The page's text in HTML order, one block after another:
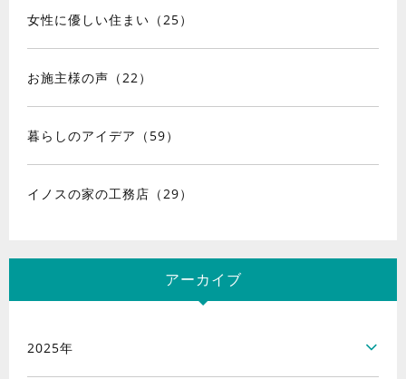
女性に優しい住まい（25）
お施主様の声（22）
暮らしのアイデア（59）
イノスの家の工務店（29）
アーカイブ
2025年